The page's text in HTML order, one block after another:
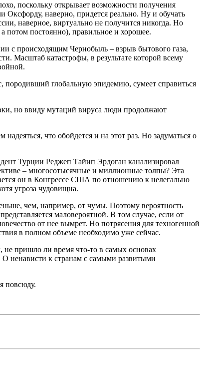
поскольку открывает возможности получения
Оксфорду, наверно, придется реально. Ну и обучать
наверное, виртуально не получится никогда. Но
потом постоянно), правильное и хорошее.
с происходящим Чернобыль – взрыв бытового газа,
Масштаб катастрофы, в результате которой всему
породивший глобальную эпидемию, сумеет справиться
но ввиду мутаций вируса люди продолжают
что обойдется и на этот раз. Но задуматься о
Турции Реджеп Тайип Эрдоган канализировал
– многосотысячные и миллионные толпы? Эта
он в Конгрессе США по отношению к нелегально
угроза чудовищна.
чем, например, от чумы. Поэтому вероятность
маловероятной. В том случае, если от
от нее вымрет. Но потрясения для техногенной
в полном объеме необходимо уже сейчас.
не пришло ли время что-то в самых основах
О ненависти к странам с самыми развитыми
повсюду.